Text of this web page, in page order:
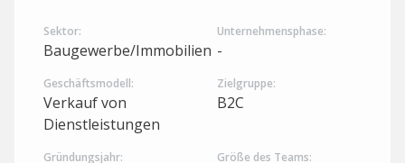
Sektor:
Baugewerbe/Immobilien
Unternehmensphase:
-
Geschäftsmodell:
Verkauf von
Dienstleistungen
Zielgruppe:
B2C
Gründungsjahr: Größe des Teams: